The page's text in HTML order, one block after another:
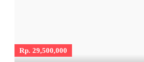
Rp. 29,500,000